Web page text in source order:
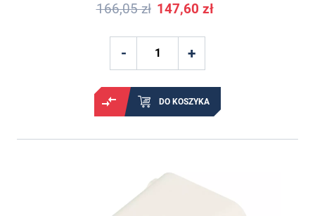
166,05 zł 147,60 zł
DO KOSZYKA